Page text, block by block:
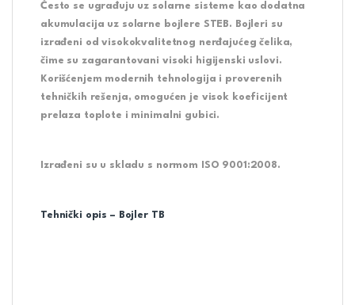
Često se ugrađuju uz solarne sisteme kao dodatna
akumulacija uz solarne bojlere STEB. Bojleri su
izrađeni od visokokvalitetnog nerđajućeg čelika,
čime su zagarantovani visoki higijenski uslovi.
Korišćenjem modernih tehnologija i proverenih
tehničkih rešenja, omogućen je visok koeficijent
prelaza toplote i minimalni gubici.
Izrađeni su u skladu s normom ISO 9001:2008.
Tehnički opis – Bojler TB